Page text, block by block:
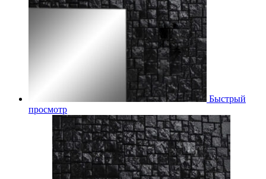
Быстрый
просмотр